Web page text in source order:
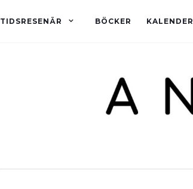
TIDSRESENÄR BÖCKER KALENDER